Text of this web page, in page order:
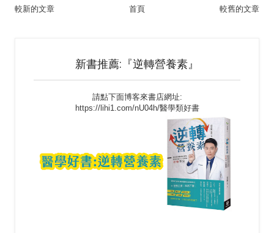
較新的文章 較舊的文章
首頁
新書推薦:『逆轉營養素』
請點下面博客來書店網址:
https://lihi1.com/nU04h/醫學類好書